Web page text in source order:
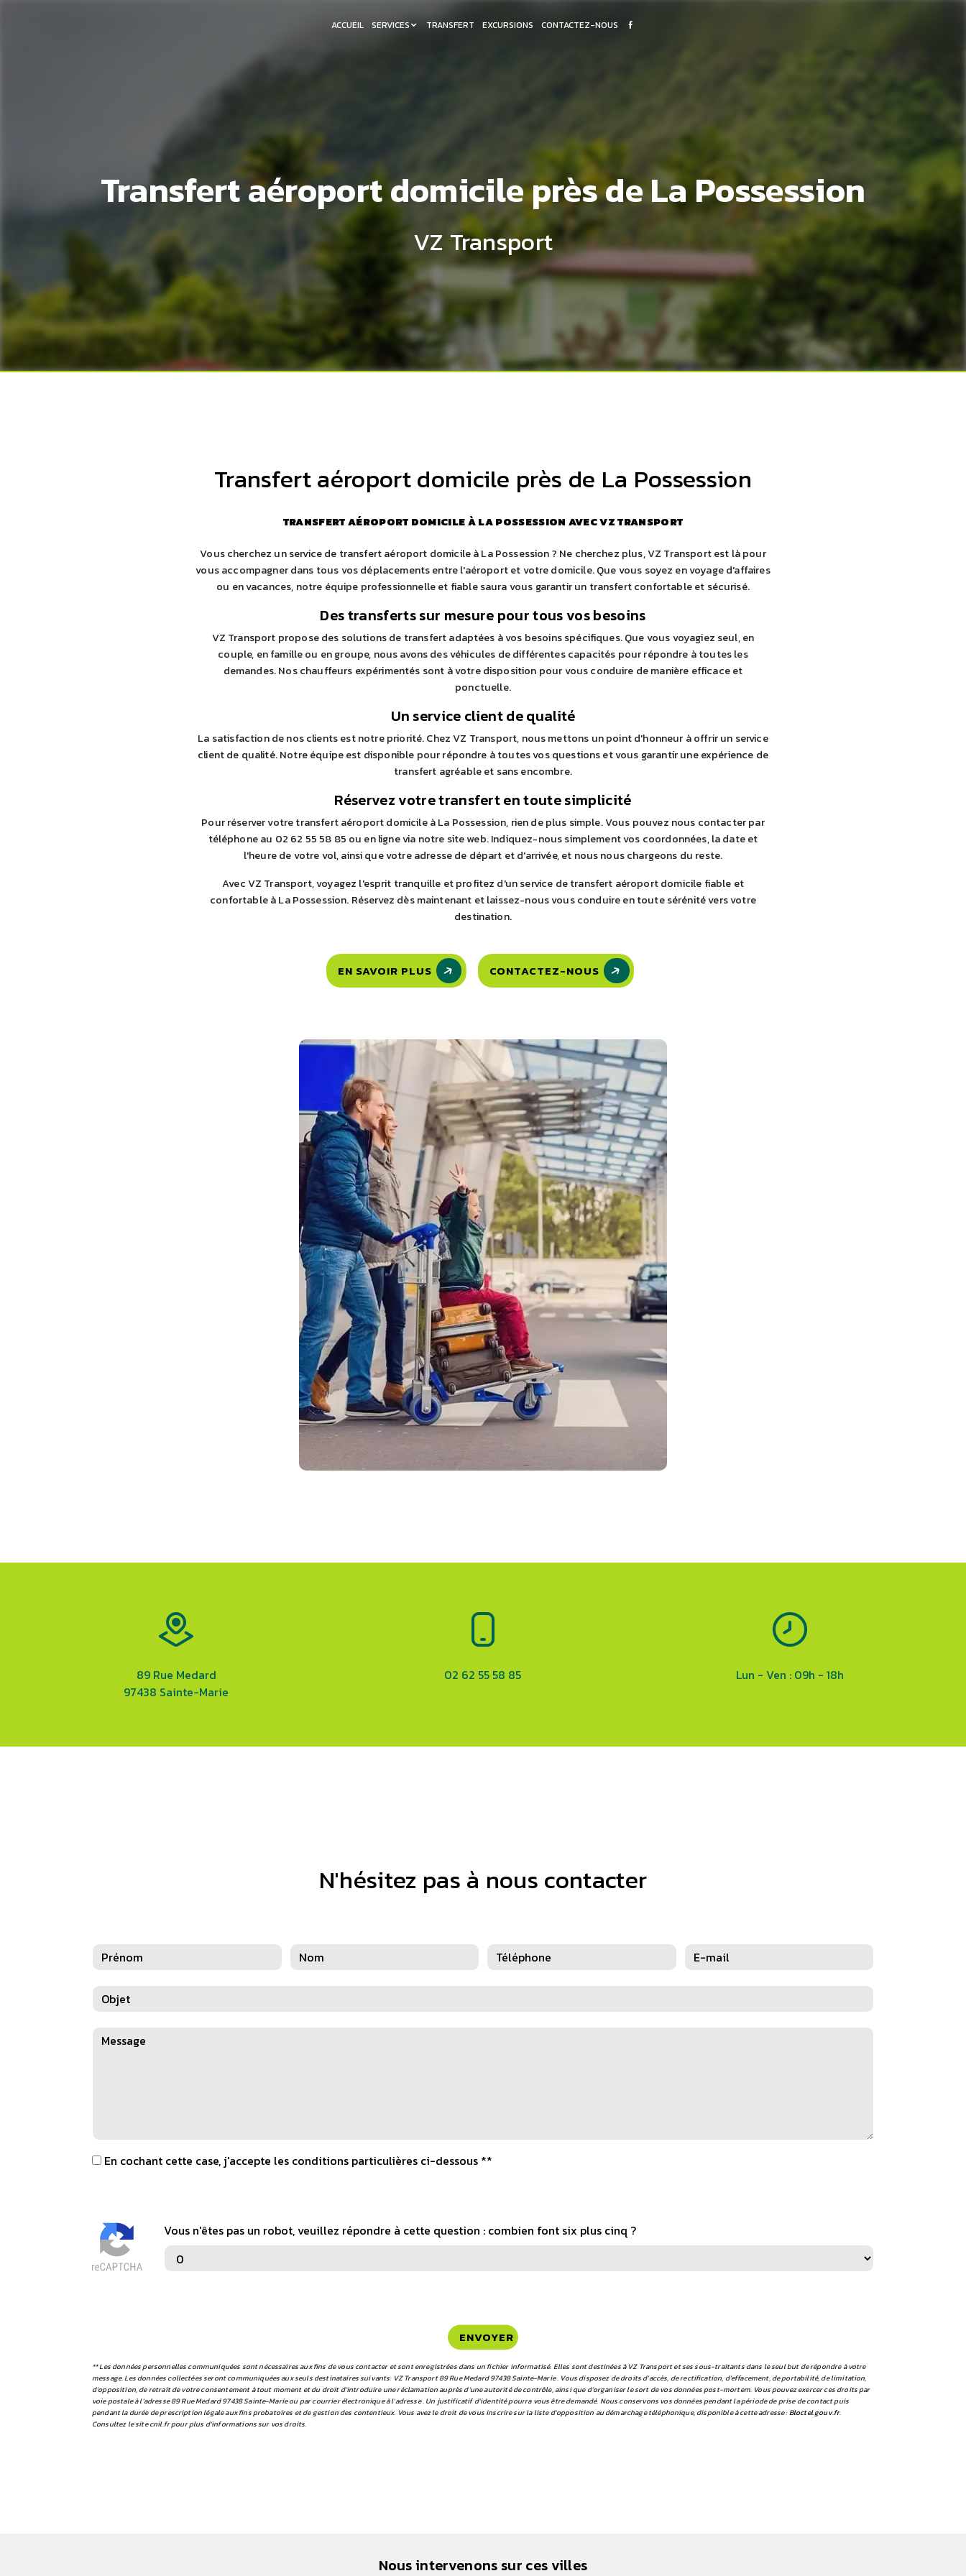
ACCUEIL SERVICES TRANSFERT EXCURSIONS CONTACTEZ-NOUS
Transfert aéroport domicile près de La Possession
VZ Transport
Transfert aéroport domicile près de La Possession
TRANSFERT AÉROPORT DOMICILE À LA POSSESSION AVEC VZ TRANSPORT
Vous cherchez un service de transfert aéroport domicile à La Possession ? Ne cherchez plus, VZ Transport est là pour
vous accompagner dans tous vos déplacements entre l'aéroport et votre domicile. Que vous soyez en voyage d'affaires
ou en vacances, notre équipe professionnelle et fiable saura vous garantir un transfert confortable et sécurisé.
Des transferts sur mesure pour tous vos besoins
VZ Transport propose des solutions de transfert adaptées à vos besoins spécifiques. Que vous voyagiez seul, en
couple, en famille ou en groupe, nous avons des véhicules de différentes capacités pour répondre à toutes les
demandes. Nos chauffeurs expérimentés sont à votre disposition pour vous conduire de manière efficace et
ponctuelle.
Un service client de qualité
La satisfaction de nos clients est notre priorité. Chez VZ Transport, nous mettons un point d'honneur à offrir un service
client de qualité. Notre équipe est disponible pour répondre à toutes vos questions et vous garantir une expérience de
transfert agréable et sans encombre.
Réservez votre transfert en toute simplicité
Pour réserver votre transfert aéroport domicile à La Possession, rien de plus simple. Vous pouvez nous contacter par
téléphone au 02 62 55 58 85 ou en ligne via notre site web. Indiquez-nous simplement vos coordonnées, la date et
l'heure de votre vol, ainsi que votre adresse de départ et d'arrivée, et nous nous chargeons du reste.
Avec VZ Transport, voyagez l'esprit tranquille et profitez d'un service de transfert aéroport domicile fiable et
confortable à La Possession. Réservez dès maintenant et laissez-nous vous conduire en toute sérénité vers votre
destination.
EN SAVOIR PLUS CONTACTEZ-NOUS
89 Rue Medard
97438 Sainte-Marie
02 62 55 58 85 Lun - Ven : 09h - 18h
N'hésitez pas à nous contacter
En cochant cette case, j'accepte les conditions particulières ci-dessous **
Vous n'êtes pas un robot, veuillez répondre à cette question : combien font six plus cinq ?
ENVOYER
** Les données personnelles communiquées sont nécessaires aux fins de vous contacter et sont enregistrées dans un fichier informatisé. Elles sont destinées à VZ Transport et ses sous-traitants dans le seul but de répondre à votre
message. Les données collectées seront communiquées aux seuls destinataires suivants: VZ Transport 89 Rue Medard 97438 Sainte-Marie . Vous disposez de droits d’accès, de rectification, d’effacement, de portabilité, de limitation,
d’opposition, de retrait de votre consentement à tout moment et du droit d’introduire une réclamation auprès d’une autorité de contrôle, ainsi que d’organiser le sort de vos données post-mortem. Vous pouvez exercer ces droits par
voie postale à l'adresse 89 Rue Medard 97438 Sainte-Marie ou par courrier électronique à l'adresse . Un justificatif d'identité pourra vous être demandé. Nous conservons vos données pendant la période de prise de contact puis
pendant la durée de prescription légale aux fins probatoires et de gestion des contentieux. Vous avez le droit de vous inscrire sur la liste d'opposition au démarchage téléphonique, disponible à cette adresse :Bloctel.gouv.fr.
Consultez le site cnil.fr pour plus d’informations sur vos droits.
Nous intervenons sur ces villes